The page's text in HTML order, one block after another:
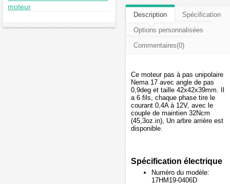
moteur
Description
Spécification
Options personnalisées
Commentaires(0)
Ce moteur pas à pas unipolaire
Nema 17 avec angle de pas
0,9deg et taille 42x42x39mm. Il
a 6 fils, chaque phase tire le
courant 0,4A à 12V, avec le
couple de maintien 32Ncm
(45,3oz.in), Un arbre arrière est
disponible.
Spécification électrique
Numéro du modèle:
17HM19-0406D